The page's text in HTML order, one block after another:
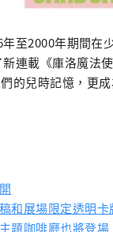
年至2000年期間
連載《庫洛魔法
的兒時記憶，更
和展場限定透明卡
題咖啡廳也將登場